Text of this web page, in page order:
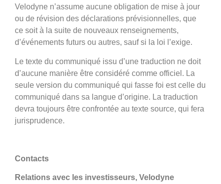
Velodyne n’assume aucune obligation de mise à jour
ou de révision des déclarations prévisionnelles, que
ce soit à la suite de nouveaux renseignements,
d’événements futurs ou autres, sauf si la loi l’exige.
Le texte du communiqué issu d’une traduction ne doit
d’aucune manière être considéré comme officiel. La
seule version du communiqué qui fasse foi est celle du
communiqué dans sa langue d’origine. La traduction
devra toujours être confrontée au texte source, qui fera
jurisprudence.
Contacts
Relations avec les investisseurs, Velodyne